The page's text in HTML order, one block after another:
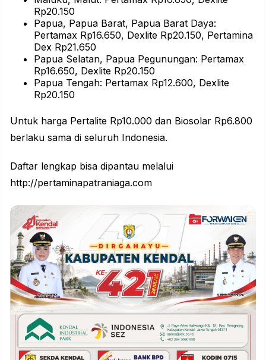
Rp20.150
Papua, Papua Barat, Papua Barat Daya:
Pertamax Rp16.650, Dexlite Rp20.150, Pertamina
Dex Rp21.650
Papua Selatan, Papua Pegunungan: Pertamax
Rp16.650, Dexlite Rp20.150
Papua Tengah: Pertamax Rp12.600, Dexlite
Rp20.150
Untuk harga Pertalite Rp10.000 dan Biosolar Rp6.800
berlaku sama di seluruh Indonesia.
Daftar lengkap bisa dipantau melalui
http://pertaminapatraniaga.com